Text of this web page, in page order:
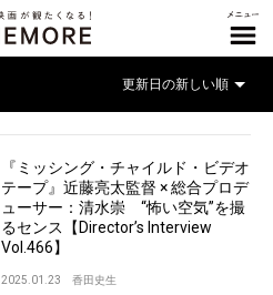
『ミッシング・チャイルド・ビデオ
テープ』近藤亮太監督 × 総合プロデ
ューサー：清水崇 “怖い空気”を撮
るセンス【Director’s Interview
Vol.466】
2025.01.23 香田史生